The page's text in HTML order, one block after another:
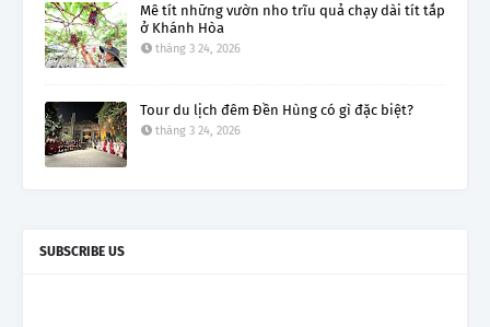
Mê tít những vườn nho trĩu quả chạy dài tít tắp
ở Khánh Hòa
tháng 3 24, 2026
Tour du lịch đêm Đền Hùng có gì đặc biệt?
tháng 3 24, 2026
SUBSCRIBE US